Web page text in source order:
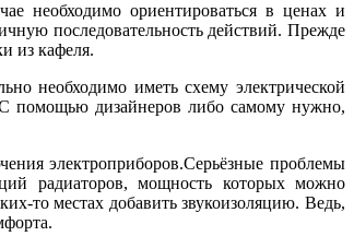
необходимо ориентироваться в ценах и
последовательность действий. Прежде
из кафеля.
необходимо иметь схему электрической
помощью дизайнеров либо самому нужно,
электроприборов.Серьёзные проблемы
радиаторов, мощность которых можно
то местах добавить звукоизоляцию. Ведь,